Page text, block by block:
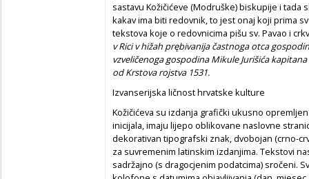
sastavu Kožičićeve (Modruške) biskupije i tada
kakav ima biti redovnik, to jest onaj koji prima
tekstova koje o redovnicima pišu sv. Pavao i
v Rici v hižah prębivanijačastnoga otca
vzveličenoga gospodina Mikule Jurišića kapitana
od Krstova rojstva 1531.
Izvanserijska ličnost hrvatske kulture
Kožičićeva su izdanja grafički ukusno
inicijala, imaju lijepo oblikovane naslovne
dekorativan tipografski znak, dvobojan (crno-
za suvremenim latinskim izdanjima. Tekstovi
sadržajno (s dragocjenim podatcima) sročeni.